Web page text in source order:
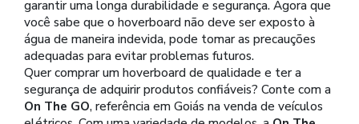
garantir uma longa durabilidade e segurança. Agora que
você sabe que o hoverboard não deve ser exposto à
água de maneira indevida, pode tomar as precauções
adequadas para evitar problemas futuros.
Quer comprar um hoverboard de qualidade e ter a
segurança de adquirir produtos confiáveis? Conte com a
On The GO, referência em Goiás na venda de veículos